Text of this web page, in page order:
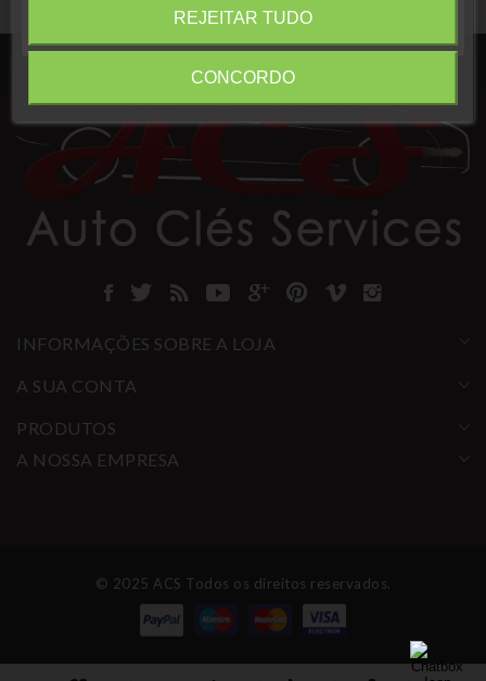
INFORMAÇÕES SOBRE A LOJA
A SUA CONTA
PRODUTOS
A NOSSA EMPRESA
REJEITAR TUDO
CONCORDO
© 2025 ACS Todos os direitos reservados.
Fechar
Information